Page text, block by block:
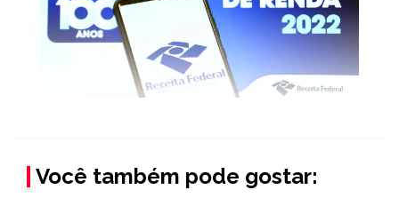
Você também pode gostar: